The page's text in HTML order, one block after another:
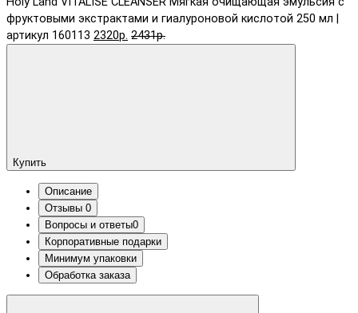
фруктовыми экстрактами и гиалуроновой кислотой 250 мл |
артикул 160113 2320р. 2431р.
Купить
Описание
Отзывы 0
Вопросы и ответы0
Корпоративные подарки
Минимум упаковки
Обработка заказа